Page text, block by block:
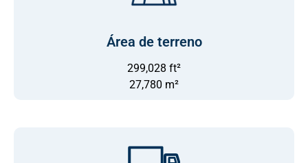
Área de terreno
299,028 ft²
27,780 m²​​